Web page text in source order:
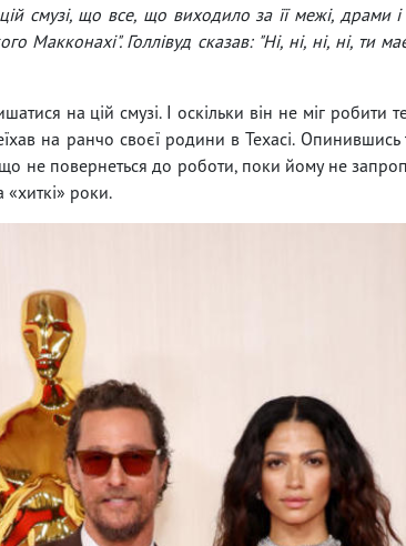
смузі, що все, що виходило за її межі, драми
Макконахі". Голлівуд сказав: "Ні, ні, ні, ні, ти
на цій смузі. І оскільки він не міг робити
на ранчо своєї родини в Техасі. Опинившись
не повернеться до роботи, поки йому не
«хиткі» роки.